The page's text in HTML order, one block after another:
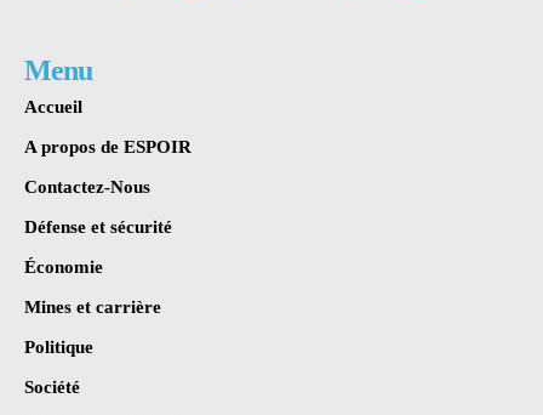
Menu
Accueil
A propos de ESPOIR
Contactez-Nous
Défense et sécurité
Économie
Mines et carrière
Politique
Société